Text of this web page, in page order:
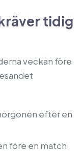
tidig
veckan före
efter en
före en match